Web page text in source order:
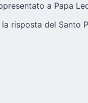
a Papa
risposta del